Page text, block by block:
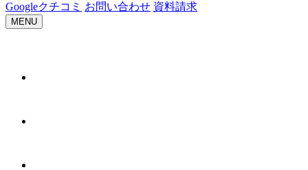
Googleクチコ ミ お問い合わせ 資料請求
MENU